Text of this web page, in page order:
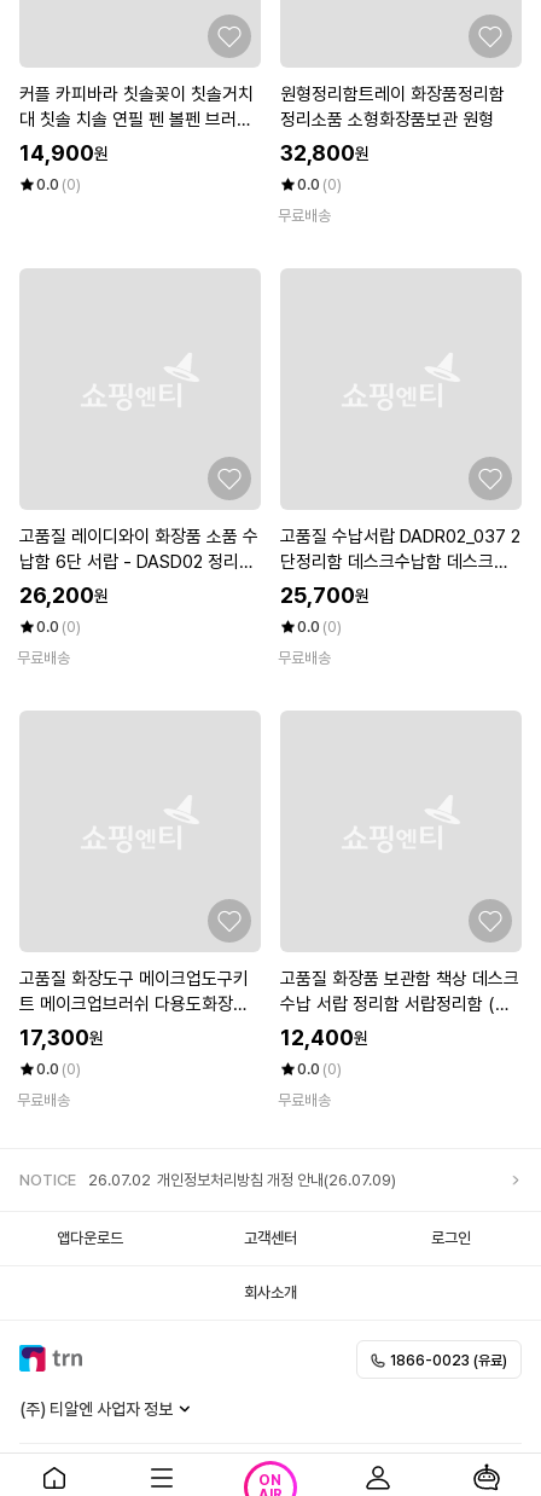
커플 카피바라 칫솔꽂이 칫솔거치
대 칫솔 치솔 연필 펜 볼펜 브러쉬
꽂이 통 홀더 걸이 욕실용품정리
14,900원
0.0 (0)
원형정리함트레이 화장품정리함
정리소품 소형화장품보관 원형
32,800원
0.0 (0)
무료배송
고품질 레이디와이 화장품 소품 수
납함 6단 서랍 - DASD02 정리대
(W1A73D4)
26,200원
0.0 (0)
무료배송
고품질 수납서랍 DADR02_037 2
단정리함 데스크수납함 데스크정
리 (WFKDGJO)
25,700원
0.0 (0)
무료배송
고품질 화장도구 메이크업도구키
트 메이크업브러쉬 다용도화장솔
(WFKDGJ7)
17,300원
0.0 (0)
무료배송
고품질 화장품 보관함 책상 데스크
수납 서랍 정리함 서랍정리함 (WE
E8F3E)
12,400원
0.0 (0)
무료배송
NOTICE 26.07.02 개인정보처리방침 개정 안내(26.07.09)
앱다운로드 고객센터 로그인
회사소개
(주) 티알엔 사업자 정보
이용약관 개인정보처리방침 청소년보호정책
1866-0023 (유료)
ON